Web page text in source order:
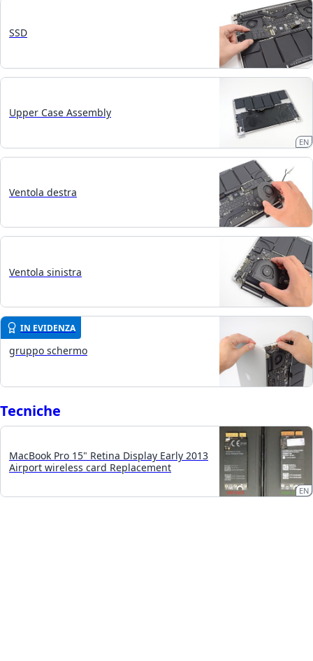
SSD
Upper Case Assembly
EN
Ventola destra
Ventola sinistra
IN EVIDENZA
gruppo schermo
Tecniche
MacBook Pro 15" Retina Display Early 2013
Airport wireless card Replacement
EN